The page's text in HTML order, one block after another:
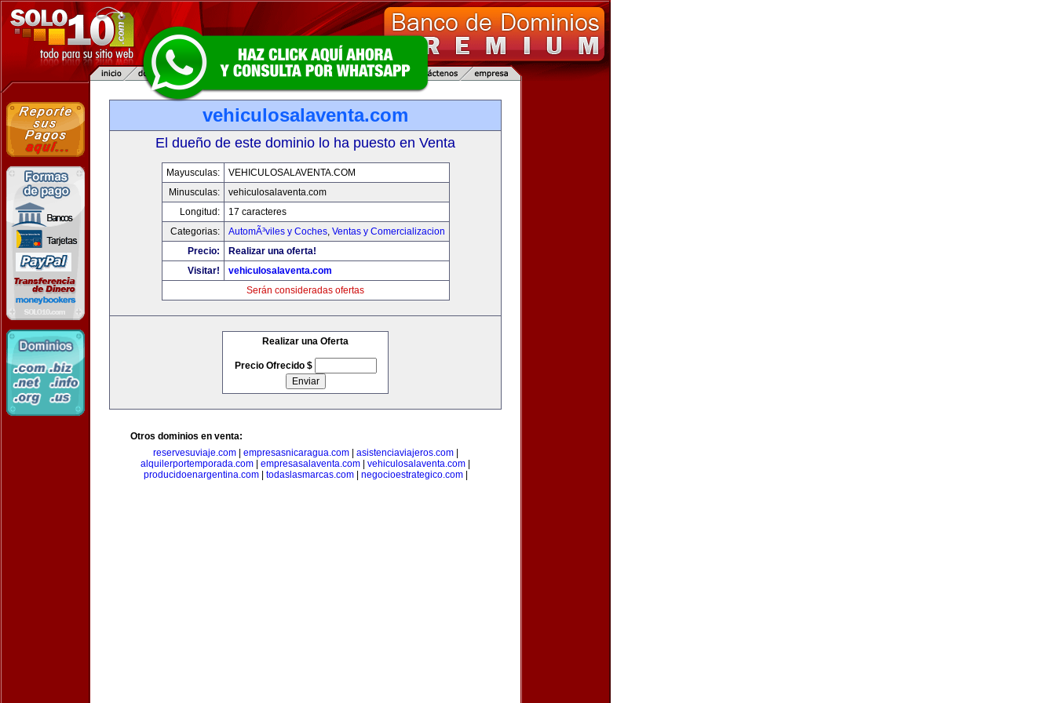
vehiculosalaventa.com
El dueño de este dominio lo ha puesto en Venta
Mayusculas:
VEHICULOSALAVENTA.COM
Minusculas:
vehiculosalaventa.com
Longitud:
17 caracteres
Categorias:
AutomÃ³viles y Coches, Ventas y Comercializacion
Precio:
Realizar una oferta!
Visitar!
vehiculosalaventa.com
Serán consideradas ofertas
Realizar una Oferta
Precio Ofrecido $
Otros dominios en venta:
reservesuviaje.com| empresasnicaragua.com| asistenciaviajeros.com|
alquilerportemporada.com
empresasalaventa.com vehiculosalaventa.com
producidoenargentina.com| todaslasmarcas.com| negocioestrategico.com|